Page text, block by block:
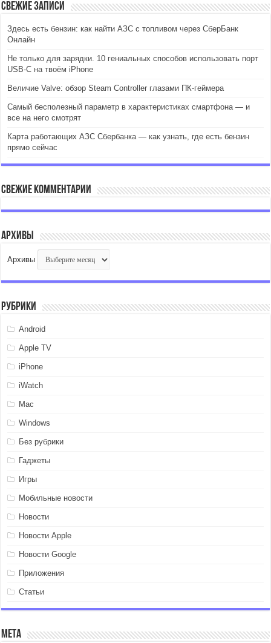
Свежие записи
Здесь есть бензин: как найти АЗС с топливом через СберБанк
Онлайн
Не только для зарядки. 10 гениальных способов использовать порт
USB-C на твоём iPhone
Величие Valve: обзор Steam Controller глазами ПК-геймера
Самый бесполезный параметр в характеристиках смартфона — и
все на него смотрят
Карта работающих АЗС Сбербанка — как узнать, где есть бензин
прямо сейчас
Свежие комментарии
Архивы
Архивы
Рубрики
Android
Apple TV
iPhone
iWatch
Mac
Windows
Без рубрики
Гаджеты
Игры
Мобильные новости
Новости
Новости Apple
Новости Google
Приложения
Статьи
Мета